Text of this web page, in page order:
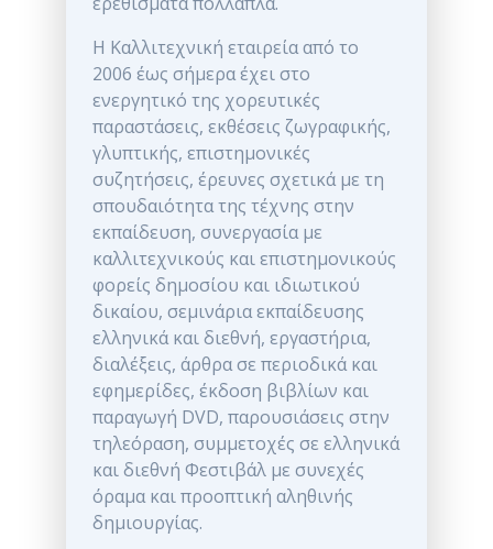
Η Καλλιτεχνική εταιρεία από το
2006 έως σήμερα έχει στο
ενεργητικό της χορευτικές
παραστάσεις, εκθέσεις ζωγραφικής,
γλυπτικής, επιστημονικές
συζητήσεις, έρευνες σχετικά με τη
σπουδαιότητα της τέχνης στην
εκπαίδευση, συνεργασία με
καλλιτεχνικούς και επιστημονικούς
φορείς δημοσίου και ιδιωτικού
δικαίου, σεμινάρια εκπαίδευσης
ελληνικά και διεθνή, εργαστήρια,
διαλέξεις, άρθρα σε περιοδικά και
εφημερίδες, έκδοση βιβλίων και
παραγωγή DVD, παρουσιάσεις στην
τηλεόραση, συμμετοχές σε ελληνικά
και διεθνή Φεστιβάλ με συνεχές
όραμα και προοπτική αληθινής
δημιουργίας.